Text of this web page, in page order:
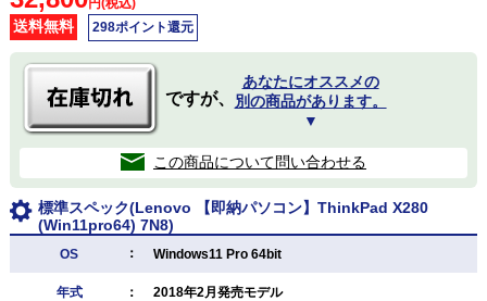
送料無料 298ポイント還元
ですが、
あなたにオススメの
別の商品があります。
▼
この商品について問い合わせる
標準スペック(Lenovo 【即納パソコン】ThinkPad X280
(Win11pro64) 7N8)
OS ： Windows11 Pro 64bit
年式 ： 2018年2月発売モデル